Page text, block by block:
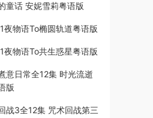
童话 安妮雪莉粤语版
夜物语To椭圆轨道粤语版
夜物语To共生惑星粤语版
意日常全12集 时光流逝
版
战3全12集 咒术回战第三